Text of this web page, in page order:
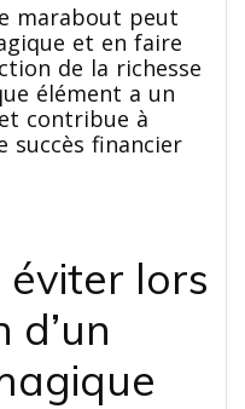
marabout peut
et en faire
de la richesse
élément a un
contribue à
succès financier
éviter lors
d’un